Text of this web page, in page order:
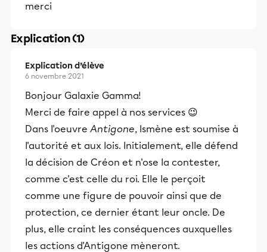
merci
Explication (1)
Explication d’élève
6 novembre 2021
Bonjour Galaxie Gamma!
Merci de faire appel à nos services 😉
Dans l'oeuvre Antigone, Ismène est soumise à
l'autorité et aux lois. Initialement, elle défend
la décision de Créon et n'ose la contester,
comme c'est celle du roi. Elle le perçoit
comme une figure de pouvoir ainsi que de
protection, ce dernier étant leur oncle. De
plus, elle craint les conséquences auxquelles
les actions d'Antigone mèneront.